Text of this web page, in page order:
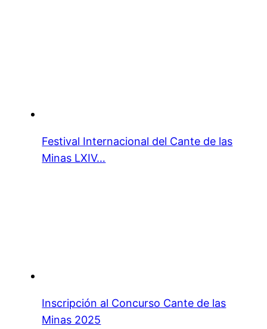
Festival Internacional del Cante de las
Minas LXIV…
Inscripción al Concurso Cante de las
Minas 2025